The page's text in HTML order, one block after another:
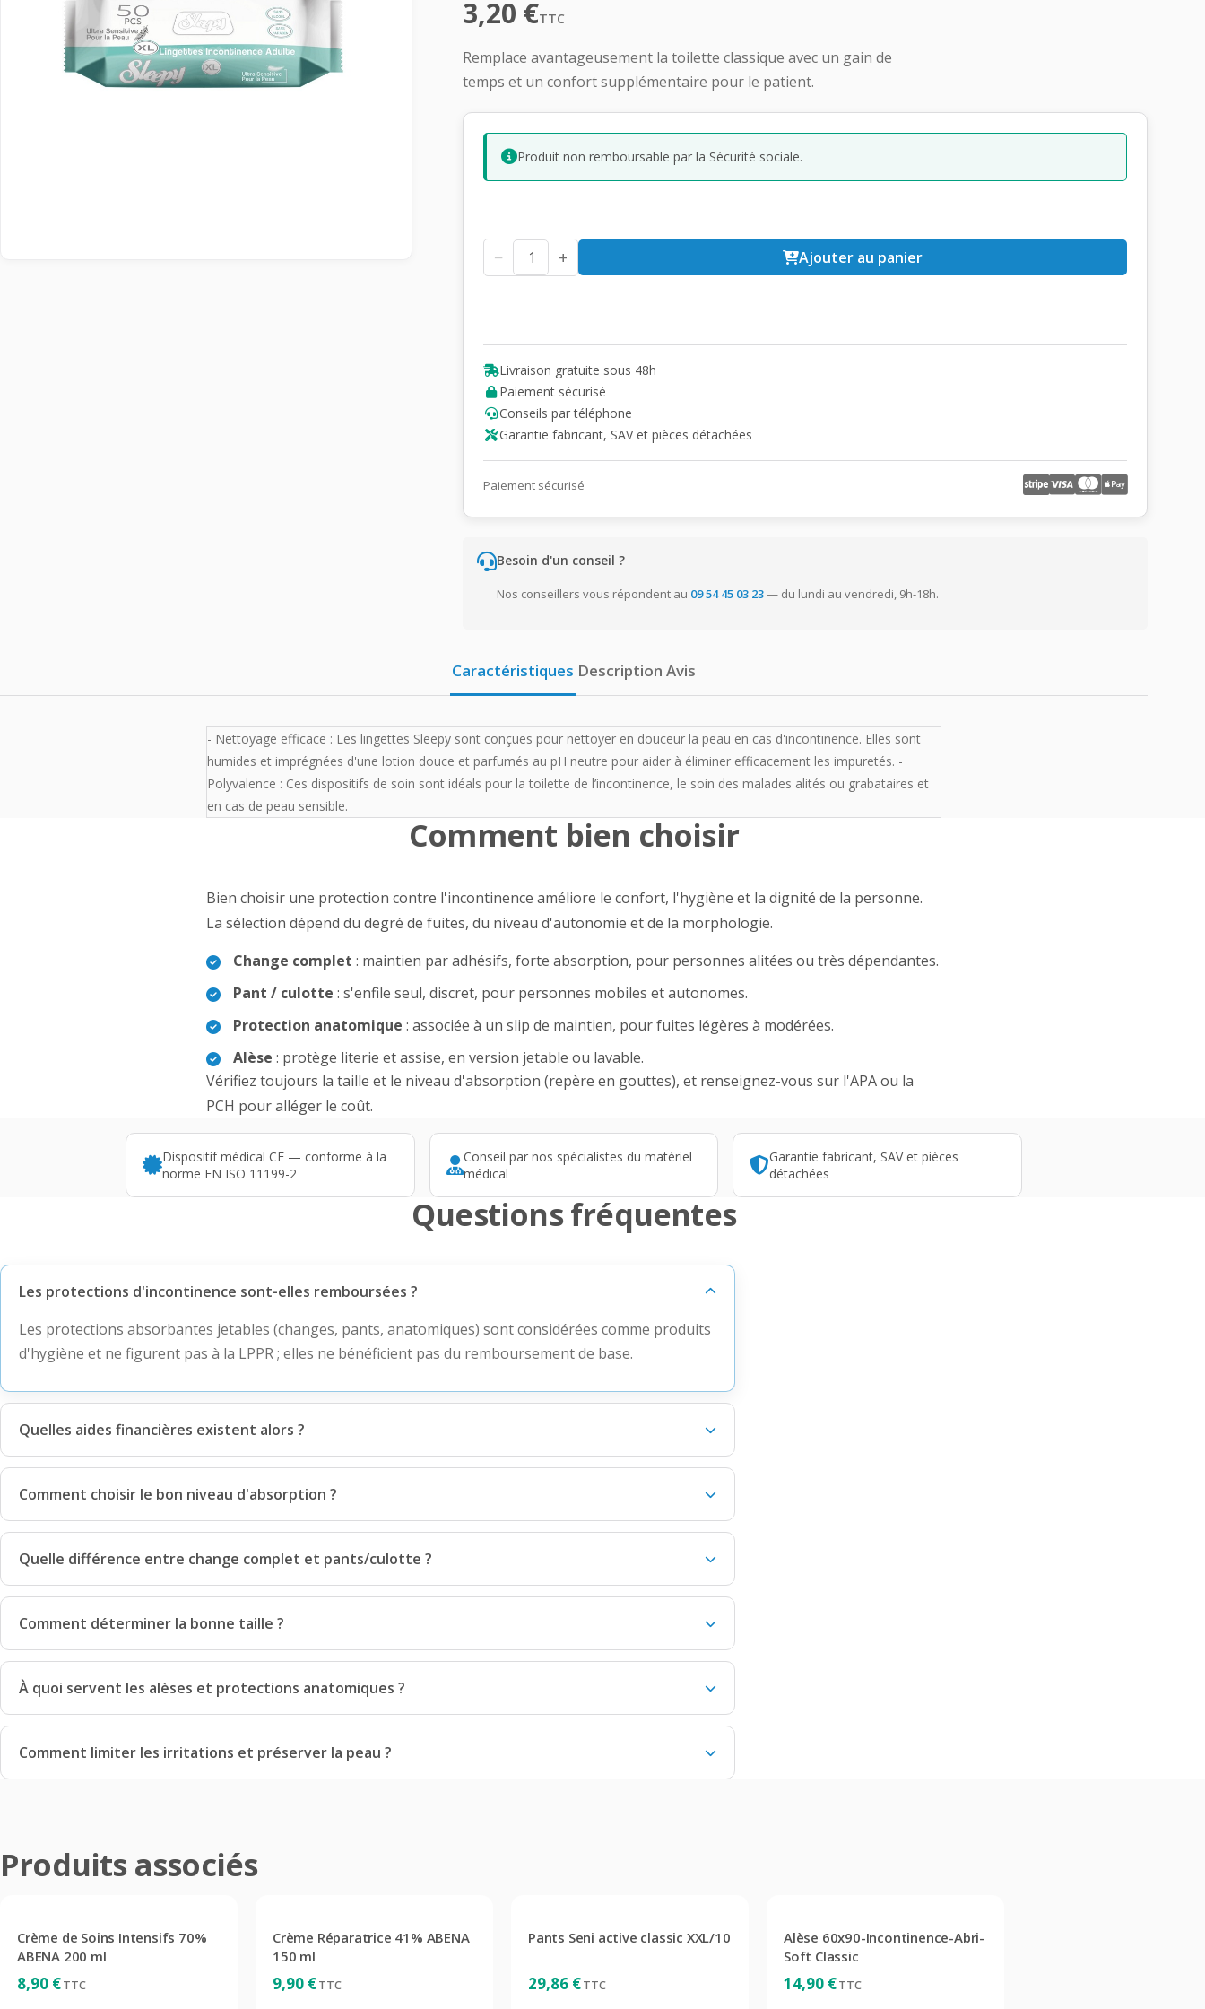
3,20 €TTC
Remplace avantageusement la toilette classique avec un gain de
temps et un confort supplémentaire pour le patient.
Produit non remboursable par la Sécurité sociale.
− + Ajouter au panier
Livraison gratuite sous 48h
Paiement sécurisé
Conseils par téléphone
Garantie fabricant, SAV et pièces détachées
Paiement sécurisé
Besoin d'un conseil ?
Nos conseillers vous répondent au 09 54 45 03 23— du lundi au vendredi, 9h-18h.
Caractéristiques Description Avis
Caractéristiques- Nettoyage efficace : Les lingettes Sleepy sont conçues pour nettoyer en douceur la peau en cas d'incontinence. Elles sont
humides et imprégnées d'une lotion douce et parfumés au pH neutre pour aider à éliminer efficacement les impuretés. -
Polyvalence : Ces dispositifs de soin sont idéals pour la toilette de l’incontinence, le soin des malades alités ou grabataires et
en cas de peau sensible.
Comment bien choisir
Bien choisir une protection contre l'incontinence améliore le confort, l'hygiène et la dignité de la personne.
La sélection dépend du degré de fuites, du niveau d'autonomie et de la morphologie.
Change complet : maintien par adhésifs, forte absorption, pour personnes alitées ou très dépendantes.
Pant / culotte : s'enfile seul, discret, pour personnes mobiles et autonomes.
Protection anatomique : associée à un slip de maintien, pour fuites légères à modérées.
Alèse : protège literie et assise, en version jetable ou lavable.
Vérifiez toujours la taille et le niveau d'absorption (repère en gouttes), et renseignez-vous sur l'APA ou la
PCH pour alléger le coût.
Dispositif médical CE — conforme à la
norme EN ISO 11199-2
Conseil par nos spécialistes du matériel
médical
Garantie fabricant, SAV et pièces
détachées
Questions fréquentes
Les protections d'incontinence sont-elles remboursées ?
Les protections absorbantes jetables (changes, pants, anatomiques) sont considérées comme produits
d'hygiène et ne figurent pas à la LPPR ; elles ne bénéficient pas du remboursement de base.
Quelles aides financières existent alors ?
Comment choisir le bon niveau d'absorption ?
Quelle différence entre change complet et pants/culotte ?
Comment déterminer la bonne taille ?
À quoi servent les alèses et protections anatomiques ?
Comment limiter les irritations et préserver la peau ?
Produits associés
Crème de Soins Intensifs 70%
ABENA 200 ml
8,90 €TTC
Crème Réparatrice 41% ABENA
150 ml
9,90 €TTC
Pants Seni active classic XXL/10
29,86 €TTC
Alèse 60x90-Incontinence-Abri-
Soft Classic
14,90 €TTC